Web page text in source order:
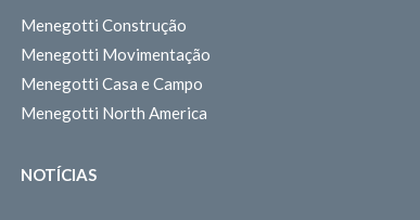
Menegotti Construção
Menegotti Movimentação
Menegotti Casa e Campo
Menegotti North America
NOTÍCIAS